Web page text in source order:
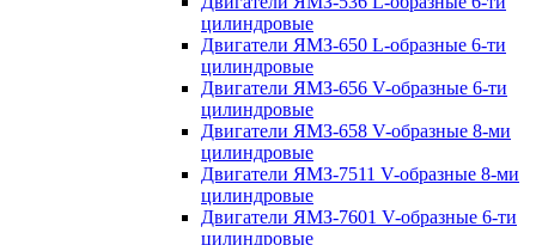
цилиндровые
Двигатели ЯМЗ-650 L-образные 6-ти
цилиндровые
Двигатели ЯМЗ-656 V-образные 6-ти
цилиндровые
Двигатели ЯМЗ-658 V-образные 8-ми
цилиндровые
Двигатели ЯМЗ-7511 V-образные 8-ми
цилиндровые
Двигатели ЯМЗ-7601 V-образные 6-ти
цилиндровые